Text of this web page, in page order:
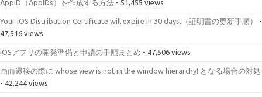
AppID（AppIDs）を作成する方法 - 51,455 views
Your iOS Distribution Certificate will expire in 30 days.（証明書の更新手順）
-
47,516 views
iOSアプリの開発準備と申請の手順まとめ - 47,506 views
画面遷移の際に whose view is not in the window hierarchy! となる場合の対処
- 42,244 views